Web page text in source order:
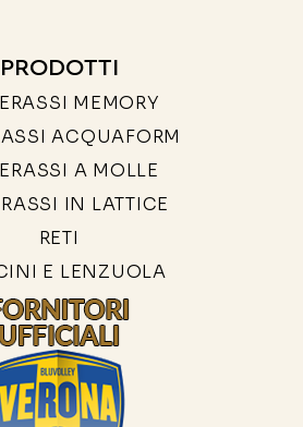
PRODOTTI
MEMORY
ACQUAFORM
A MOLLE
IN LATTICE
RETI
E LENZUOLA